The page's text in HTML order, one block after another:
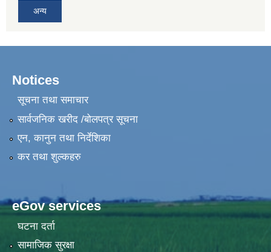
अन्य
Notices
सूचना तथा समाचार
सार्वजनिक खरीद /बोलपत्र सूचना
एन, कानुन तथा निर्देशिका
कर तथा शुल्कहरु
eGov services
घटना दर्ता
सामाजिक सुरक्षा